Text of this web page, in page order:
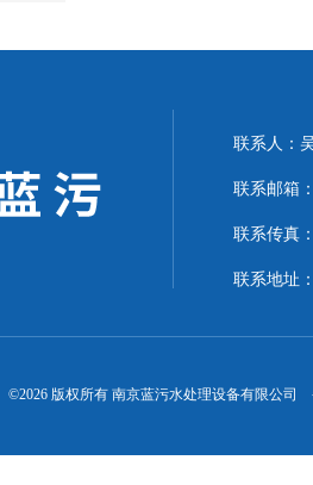
联系人：
联系邮箱
联系传真
联系地址
©2026 版权所有 南京蓝污水处理设备有限公司